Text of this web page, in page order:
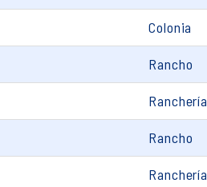
Colonia
Rancho
Ranchería
Rancho
Ranchería